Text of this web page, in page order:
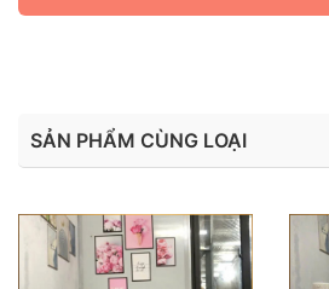
SẢN PHẨM CÙNG LOẠI